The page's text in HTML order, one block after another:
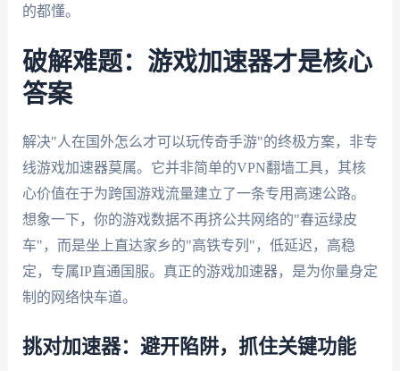
的都懂。
破解难题：游戏加速器才是核心
答案
解决"人在国外怎么才可以玩传奇手游"的终极方案，非专
线游戏加速器莫属。它并非简单的VPN翻墙工具，其核
心价值在于为跨国游戏流量建立了一条专用高速公路。
想象一下，你的游戏数据不再挤公共网络的"春运绿皮
车"，而是坐上直达家乡的"高铁专列"，低延迟，高稳
定，专属IP直通国服。真正的游戏加速器，是为你量身定
制的网络快车道。
挑对加速器：避开陷阱，抓住关键功能